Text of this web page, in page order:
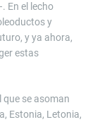
En el lecho
y
y ya ahora,
estas
que se asoman
Estonia, Letonia,